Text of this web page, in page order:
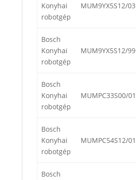
Konyhai
robotgép
MUM9YX5S12/03
Bosch
Konyhai
robotgép
MUM9YX5S12/99
Bosch
Konyhai
robotgép
MUMPC33S00/01
Bosch
Konyhai
robotgép
MUMPC54S12/01
Bosch